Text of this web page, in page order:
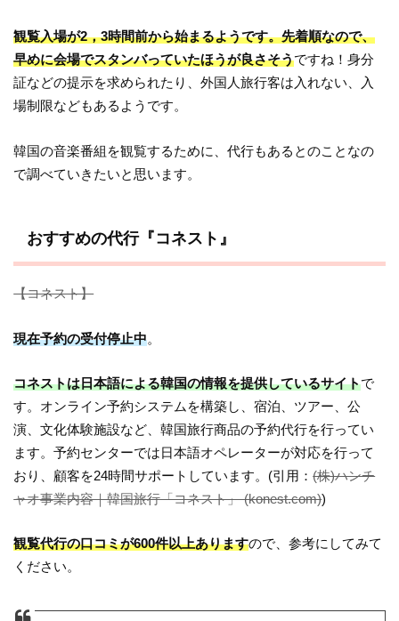
観覧入場が2，3時間前から始まるようです。先着順なので、
早めに会場でスタンバっていたほうが良さそうですね！身分
証などの提示を求められたり、外国人旅行客は入れない、入
場制限などもあるようです。
韓国の音楽番組を観覧するために、代行もあるとのことなの
で調べていきたいと思います。
おすすめの代行『コネスト』
【コネスト】
現在予約の受付停止中。
コネストは日本語による韓国の情報を提供しているサイトで
す。オンライン予約システムを構築し、宿泊、ツアー、公
演、文化体験施設など、韓国旅行商品の予約代行を行ってい
ます。予約センターでは日本語オペレーターが対応を行って
おり、顧客を24時間サポートしています。(引用：(株)ハンチ
ャオ事業内容｜韓国旅行「コネスト」 (konest.com))
観覧代行の口コミが600件以上ありますので、参考にしてみて
ください。